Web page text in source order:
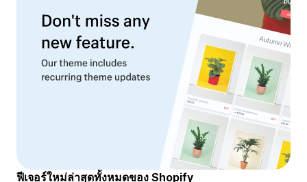
ฟีเจอร์ใหม่ล่าสุดทั้งหมดของ Shopify